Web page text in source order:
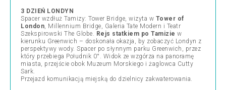
3 DZIEŃ LONDYN
Spacer wzdłuż Tamizy: Tower Bridge, wizyta w Tower of
London, Millennium Bridge, Galeria Tate Modern i Teatr
Szekspirowski The Globe. Rejs statkiem po Tamizie w
kierunku Greenwich – doskonała okazja, by zobaczyć Londyn z
perspektywy wody. Spacer po słynnym parku Greenwich, przez
który przebiega Południk 0°. Widok ze wzgórza na panoramę
miasta, przejście obok Muzeum Morskiego i żaglowca Cutty
Sark.
Przejazd komunikacją miejską do dzielnicy zakwaterowania.